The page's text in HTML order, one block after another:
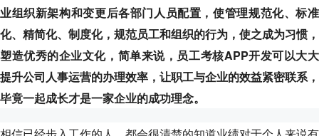
业组织新架构和变更后各部门人员配置，使管理规范化、标准
化、精简化、制度化，规范员工和组织的行为，使之成为习惯，
塑造优秀的企业文化，简单来说，员工考核APP开发可以大大
提升公司人事运营的办理效率，让职工与企业的效益紧密联系，
毕竟一起成长才是一家企业的成功理念。